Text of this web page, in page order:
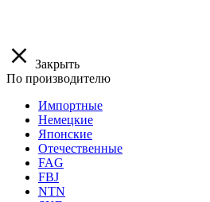
Закрыть
По производителю
Импортные
Немецкие
Японские
Отечественные
FAG
FBJ
NTN